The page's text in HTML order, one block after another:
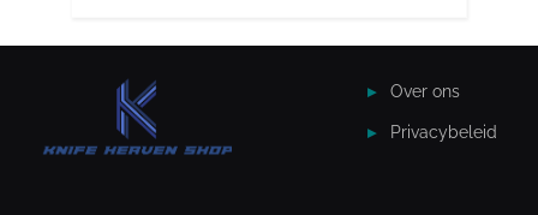
Over ons
Privacybeleid